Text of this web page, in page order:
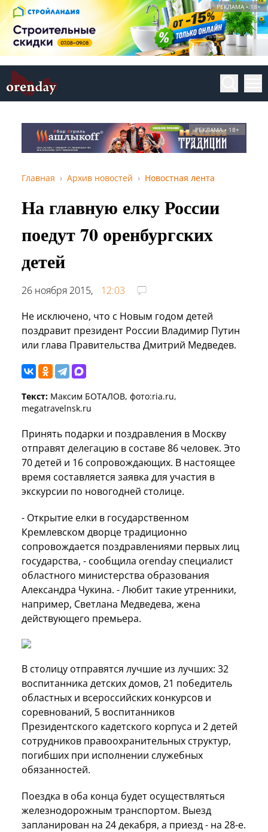
РЕКЛАМА • 18+
РЕКЛАМА • 18+
Главная Архив новостей Новостная лента
На главную елку России
поедут 70 оренбургских
детей
26 ноября 2015,
12:03
Не исключено, что с Новым годом детей
поздравит президент России Владимир Путин
или глава Правительства Дмитрий Медведев.
Текст: Максим БОТАЛОВ, фото:ria.ru,
megatravelnsk.ru
Принять подарки и поздравления в Москву
отправят делегацию в составе 86 человек. Это
70 детей и 16 сопровождающих. В настоящее
время составляется заявка для участия в
экскурсии по новогодней столице.
- Открытие елки в государственном
Кремлевском дворце традиционно
сопровождается поздравлениями первых лиц
государства, - сообщила orenday специалист
областного министерства образования
Александра Чукина. - Любит такие утренники,
например, Светлана Медведева, жена
действующего премьера.
В столицу отправятся лучшие из лучших: 32
воспитанника детских домов, 21 победитель
областных и всероссийских конкурсов и
соревнований, 5 воспитанников
Президентского кадетского корпуса и 2 детей
сотрудников правоохранительных структур,
погибших при исполнении служебных
обязанностей.
Поездка в оба конца будет осуществляться
железнодорожным транспортом. Выезд
запланирован на 24 декабря, а приезд - на 28-е.